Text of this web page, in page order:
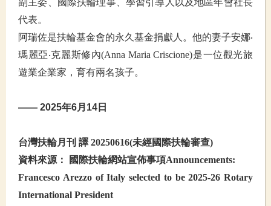
副主委、國際扶輪理事、學習引導人以及地區年會社長
代表。
阿瑞佐是扶輪基金會的永久基金捐獻人。他的妻子安娜‧
瑪麗亞‧克麗斯修內(Anna Maria Criscione)是一位觀光旅
遊業企業家，育有兩名孩子。
—— 2025年6月14日
台灣扶輪月刊 譯 20250616(未經國際扶輪審查)
資料來源： 國際扶輪網站宣佈事項Announcements:
Francesco Arezzo of Italy selected to be 2025-26 Rotary
International President